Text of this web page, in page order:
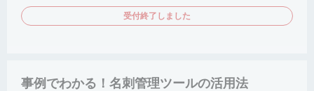
受付終了しました
事例でわかる！名刺管理ツールの活用法